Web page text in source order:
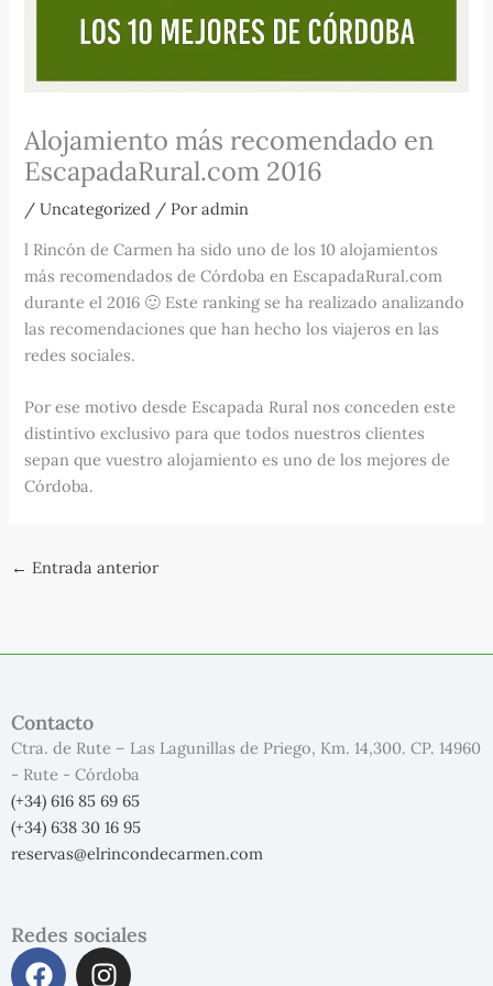
Alojamiento más recomendado en
EscapadaRural.com 2016
/Uncategorized / Poradmin
l Rincón de Carmen ha sido uno de los 10 alojamientos
más recomendados de Córdoba en EscapadaRural.com
durante el 2016 🙂 Este ranking se ha realizado analizando
las recomendaciones que han hecho los viajeros en las
redes sociales.
Por ese motivo desde Escapada Rural nos conceden este
distintivo exclusivo para que todos nuestros clientes
sepan que vuestro alojamiento es uno de los mejores de
Córdoba.
← Entrada anterior
Contacto
Ctra. de Rute – Las Lagunillas de Priego, Km. 14,300. CP. 14960
- Rute - Córdoba
(+34) 616 85 69 65
(+34) 638 30 16 95
reservas@elrincondecarmen.com
Redes sociales
F I